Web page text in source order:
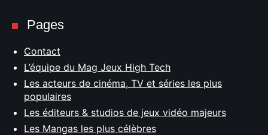
Pages
Contact
L’équipe du Mag Jeux High Tech
Les acteurs de cinéma, TV et séries les plus
populaires
Les éditeurs & studios de jeux vidéo majeurs
Les Mangas les plus célèbres